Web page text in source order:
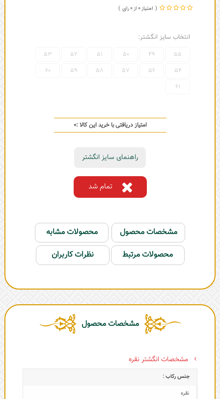
0
0
انتخاب سایز انگشتر:
55
49
50
51
52
53
54
56
57
58
59
60
61
امتیاز دریافتی با خرید این کالا :0
راهنمای سایز انگشتر
تمام شد
مشخصات محصول
محصولات مشابه
محصولات مرتبط
نظرات کاربران
مشخصات محصول
مشخصات انگشتر نقره
جنس رکاب :
نقره